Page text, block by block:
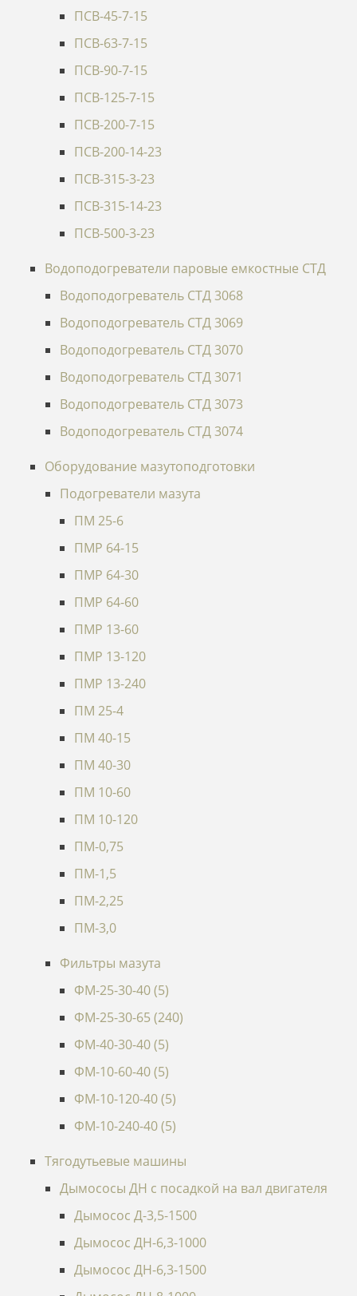
ПСВ-45-7-15
ПСВ-63-7-15
ПСВ-90-7-15
ПСВ-125-7-15
ПСВ-200-7-15
ПСВ-200-14-23
ПСВ-315-3-23
ПСВ-315-14-23
ПСВ-500-3-23
Водоподогреватели паровые емкостные СТД
Водоподогреватель СТД 3068
Водоподогреватель СТД 3069
Водоподогреватель СТД 3070
Водоподогреватель СТД 3071
Водоподогреватель СТД 3073
Водоподогреватель СТД 3074
Оборудование мазутоподготовки
Подогреватели мазута
ПМ 25-6
ПМР 64-15
ПМР 64-30
ПМР 64-60
ПМР 13-60
ПМР 13-120
ПМР 13-240
ПМ 25-4
ПМ 40-15
ПМ 40-30
ПМ 10-60
ПМ 10-120
ПМ-0,75
ПМ-1,5
ПМ-2,25
ПМ-3,0
Фильтры мазута
ФМ-25-30-40 (5)
ФМ-25-30-65 (240)
ФМ-40-30-40 (5)
ФМ-10-60-40 (5)
ФМ-10-120-40 (5)
ФМ-10-240-40 (5)
Тягодутьевые машины
Дымососы ДН c посадкой на вал двигателя
Дымосос Д-3,5-1500
Дымосос ДН-6,3-1000
Дымосос ДН-6,3-1500